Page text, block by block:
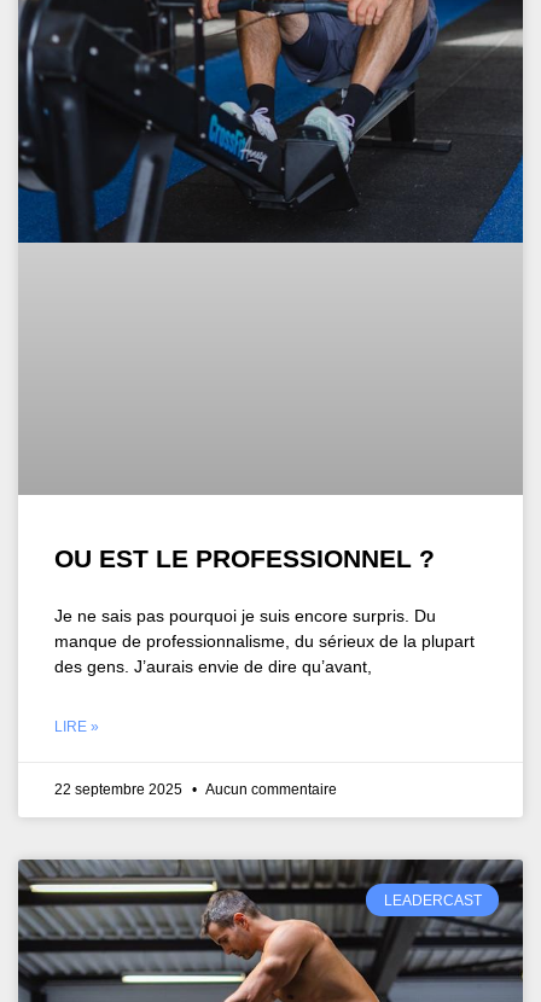
OU EST LE PROFESSIONNEL ?
Je ne sais pas pourquoi je suis encore surpris. Du
manque de professionnalisme, du sérieux de la plupart
des gens. J’aurais envie de dire qu’avant,
LIRE »
22 septembre 2025 Aucun commentaire
LEADERCAST